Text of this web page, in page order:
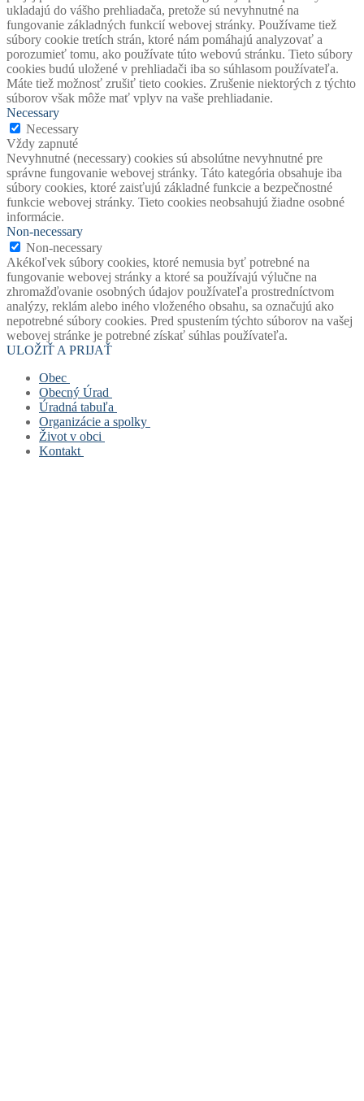
ukladajú do vášho prehliadača, pretože sú nevyhnutné na
fungovanie základných funkcií webovej stránky. Používame tiež
súbory cookie tretích strán, ktoré nám pomáhajú analyzovať a
porozumieť tomu, ako používate túto webovú stránku. Tieto súbory
cookies budú uložené v prehliadači iba so súhlasom používateľa.
Máte tiež možnosť zrušiť tieto cookies. Zrušenie niektorých z týchto
súborov však môže mať vplyv na vaše prehliadanie.
Necessary
Necessary
Vždy zapnuté
Nevyhnutné (necessary) cookies sú absolútne nevyhnutné pre
správne fungovanie webovej stránky. Táto kategória obsahuje iba
súbory cookies, ktoré zaisťujú základné funkcie a bezpečnostné
funkcie webovej stránky. Tieto cookies neobsahujú žiadne osobné
informácie.
Non-necessary
Non-necessary
Akékoľvek súbory cookies, ktoré nemusia byť potrebné na
fungovanie webovej stránky a ktoré sa používajú výlučne na
zhromažďovanie osobných údajov používateľa prostredníctvom
analýzy, reklám alebo iného vloženého obsahu, sa označujú ako
nepotrebné súbory cookies. Pred spustením týchto súborov na vašej
webovej stránke je potrebné získať súhlas používateľa.
ULOŽIŤ A PRIJAŤ
Obec
Stará verzia webu
História obce
Mapový portál obce
Štatút obce
Symboly obce
Obecný Úrad
Obecný úrad
Starosta obce
Zástupca starostu
Hlavný kontrolór
Úradná tabuľa
Úradná tabuľa
Povinne zverejňované dokumenty
Civilná ochrana
Organizácie a spolky
Základná a materská škola
Obecná knižnica
Život v obci
Život v obci
Kontakt